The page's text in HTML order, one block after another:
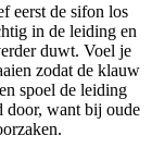
eerst de sifon los
in de leiding en
duwt. Voel je
zodat de klauw
spoel de leiding
door, want bij oude